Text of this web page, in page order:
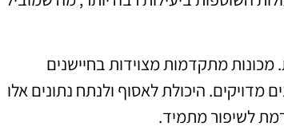
מכונות מתקדמות מצוידות בחיישנים
היכולת לאסוף ולנתח נתונים אלו
לשיפור מתמיד.